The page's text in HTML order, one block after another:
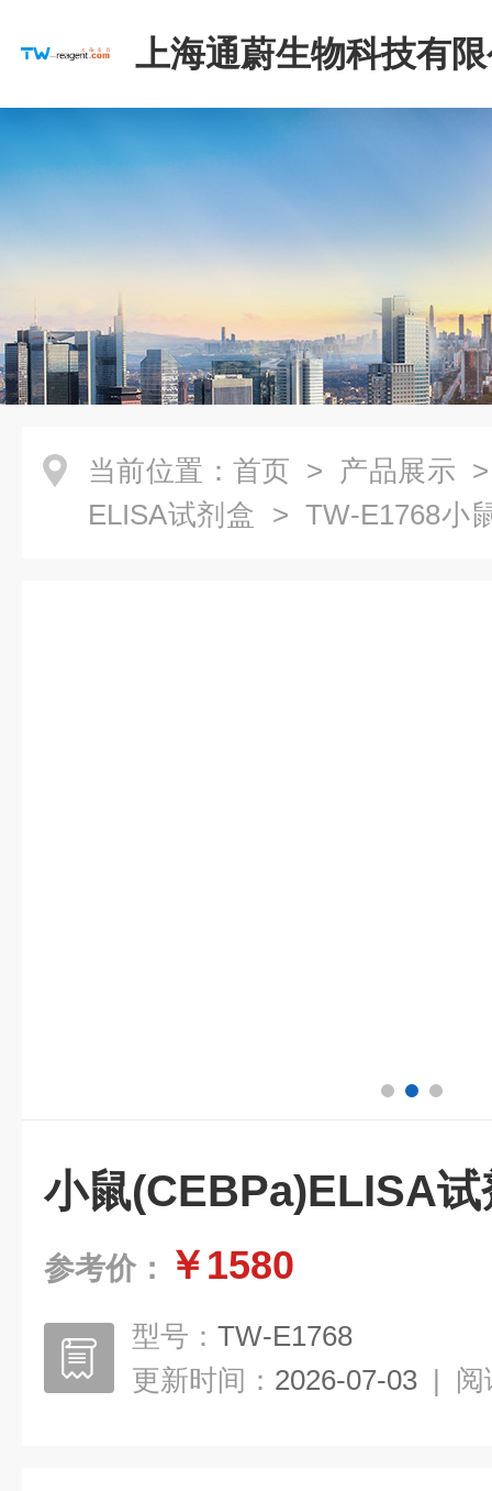
上海通蔚生物科技有
当前位置： 首页 > 产品展示
ELISA试剂盒 > TW-E1768小
小鼠(CEBPa)ELISA试
参考价： ￥1580
型号： TW-E1768
更新时间： 2026-07-03 | 阅